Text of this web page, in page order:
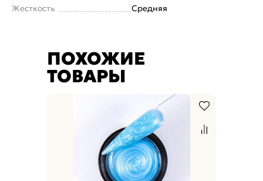
Жесткость
Средняя
ПОХОЖИЕ
ТОВАРЫ